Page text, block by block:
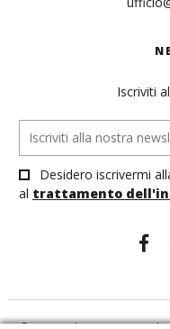
Iscriviti
Desidero iscrivermi
al trattamento